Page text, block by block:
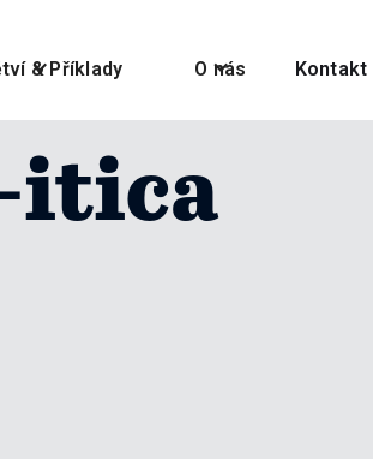
& Příklady O nás Kontakt
itica